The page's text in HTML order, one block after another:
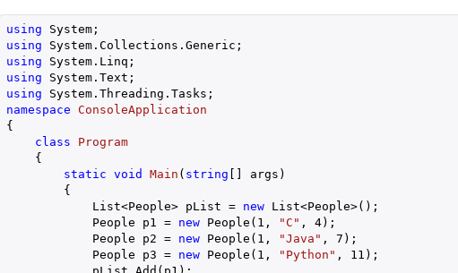
using
using
using
using
using
namespace ConsoleApplication
{
class
Program
    {
static void Main ( string [] args )
{
            List<People> pList =
new List<People>();
            People p1 =
new People( 1 , "C" , 4);
            People p2 =
new People( 1 , "Java" , 7 );
            People p3 =
new People( 1 , "Python" , 11 );
            pList.Add(p1);